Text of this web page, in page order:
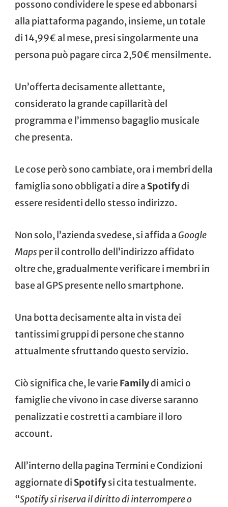
possono condividere le spese ed abbonarsi
alla piattaforma pagando, insieme, un totale
di 14,99€ al mese, presi singolarmente una
persona può pagare circa 2,50€ mensilmente.
Un’offerta decisamente allettante,
considerato la grande capillarità del
programma e l’immenso bagaglio musicale
che presenta.
Le cose però sono cambiate, ora i membri della
famiglia sono obbligati a dire a Spotifydi
essere residenti dello stesso indirizzo.
Non solo, l’azienda svedese, si affida a Google
Maps per il controllo dell’indirizzo affidato
oltre che, gradualmente verificare i membri in
base al GPS presente nello smartphone.
Una botta decisamente alta in vista dei
tantissimi gruppi di persone che stanno
attualmente sfruttando questo servizio.
Ciò significa che, le varie Familydi amici o
famiglie che vivono in case diverse saranno
penalizzati e costretti a cambiare il loro
account.
All’interno della paginaTermini e Condizioni
aggiornate di Spotifysi cita testualmente.
“Spotify si riserva il diritto di interrompere o